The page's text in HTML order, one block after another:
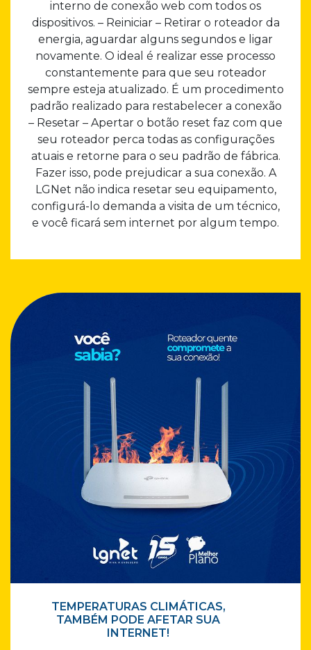
interno de conexão web com todos os
dispositivos. – Reiniciar – Retirar o roteador da
energia, aguardar alguns segundos e ligar
novamente. O ideal é realizar esse processo
constantemente para que seu roteador
sempre esteja atualizado. É um procedimento
padrão realizado para restabelecer a conexão
– Resetar – Apertar o botão reset faz com que
seu roteador perca todas as configurações
atuais e retorne para o seu padrão de fábrica.
Fazer isso, pode prejudicar a sua conexão. A
LGNet não indica resetar seu equipamento,
configurá-lo demanda a visita de um técnico,
e você ficará sem internet por algum tempo.
TEMPERATURAS CLIMÁTICAS,
TAMBÉM PODE AFETAR SUA
INTERNET!